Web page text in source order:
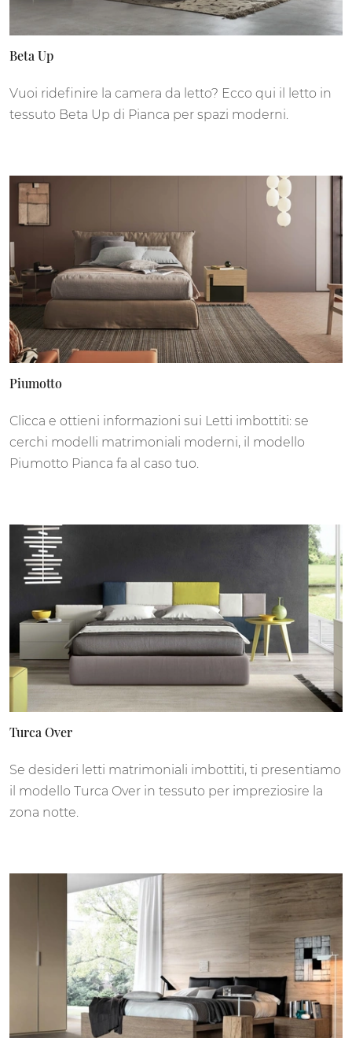
Beta Up
Vuoi ridefinire la camera da letto? Ecco qui il letto in
tessuto Beta Up di Pianca per spazi moderni.
Piumotto
Clicca e ottieni informazioni sui Letti imbottiti: se
cerchi modelli matrimoniali moderni, il modello
Piumotto Pianca fa al caso tuo.
Turca Over
Se desideri letti matrimoniali imbottiti, ti presentiamo
il modello Turca Over in tessuto per impreziosire la
zona notte.